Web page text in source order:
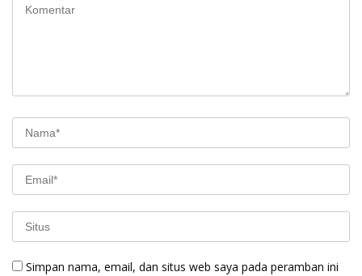
Simpan nama, email, dan situs web saya pada peramban ini